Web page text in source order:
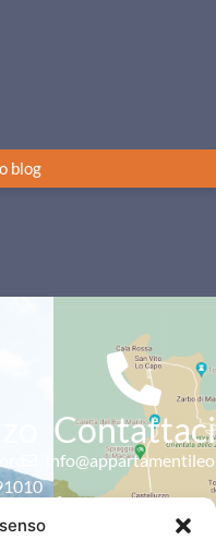
blog
Contattaci
+39 3294165932